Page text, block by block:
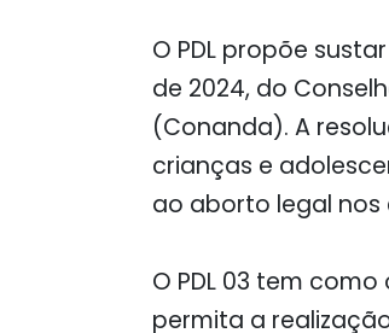
O PDL propõe
de 2024, do
(Conanda). A
crianças e
ao aborto legal nos
O PDL 03 tem
permita a